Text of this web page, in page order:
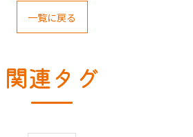
一覧に戻る
関連タグ